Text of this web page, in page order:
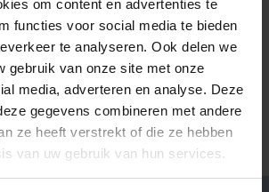
om content en advertenties te
functies voor social media te bieden
te analyseren. Ook delen we
gebruik van onze site met onze
media, adverteren en analyse. Deze
gegevens combineren met andere
ze heeft verstrekt of die ze hebben
van uw gebruik van hun services.
mooi project met